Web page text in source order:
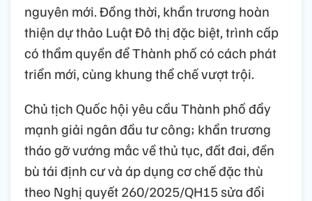
nguyên mới. Đồng thời, khẩn trương hoàn
thiện dự thảo Luật Đô thị đặc biệt, trình cấp
có thẩm quyền để Thành phố có cách phát
triển mới, cùng khung thể chế vượt trội.
Chủ tịch Quốc hội yêu cầu Thành phố đẩy
mạnh giải ngân đầu tư công; khẩn trương
tháo gỡ vướng mắc về thủ tục, đất đai, đền
bù tái định cư và áp dụng cơ chế đặc thù
theo Nghị quyết 260/2025/QH15 sửa đổi